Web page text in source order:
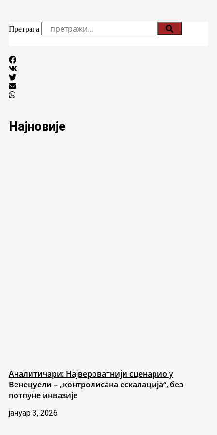
Претрага
Најновије
Аналитичари: Највероватнији сценарио у
Венецуели – „контролисана ескалација“, без
потпуне инвазије
јануар 3, 2026